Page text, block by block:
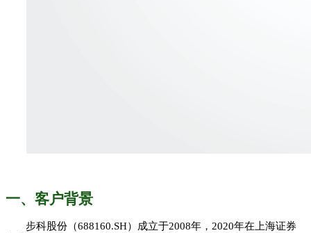
一、客户背景
步科股份（688160.SH）成立于2008年，2020年在上海证券